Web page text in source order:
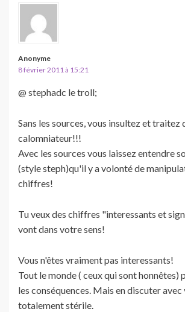
Anonyme
8 février 2011 à 15:21
@ stephadc le troll;
Sans les sources, vous insultez et traitez
calomniateur!!!
Avec les sources vous laissez entendre
(style steph)qu'il y a volonté de
chiffres!
Tu veux des chiffres "interessants et
vont dans votre sens!
Vous n'êtes vraiment pas interessants!
Tout le monde ( ceux qui sont honnêtes)
les conséquences. Mais en discuter avec
totalement stérile.